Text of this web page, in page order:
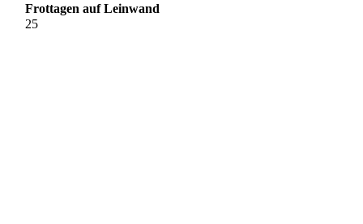
Frottagen auf Leinwand
25